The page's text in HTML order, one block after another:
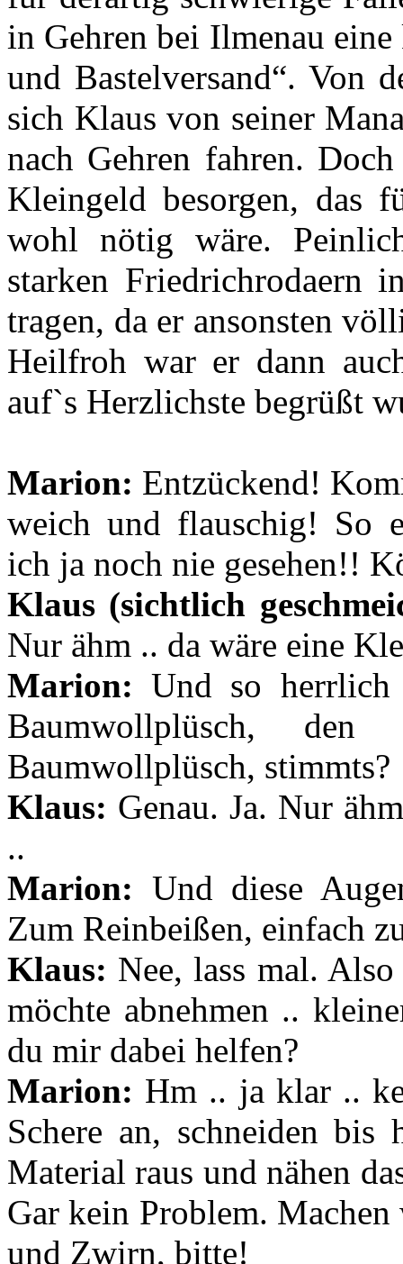
in Gehren bei Ilmenau
und Bastelversand“. Von
sich Klaus von seiner
nach Gehren fahren.
Kleingeld besorgen, das
wohl nötig wäre.
starken Friedrichrodaern
tragen, da er ansonsten
Heilfroh war er dann
auf`s Herzlichste begrüßt
Marion: Entzückend!
weich und flauschig! So
ich ja noch nie gesehen!!
Klaus (sichtlich
Nur ähm .. da wäre eine
Marion: Und so
Baumwollplüsch,
Baumwollplüsch, stimmts?
Klaus: Genau. Ja. Nur
..
Marion: Und diese
Zum Reinbeißen, einfach
Klaus: Nee, lass mal.
möchte abnehmen ..
du mir dabei helfen?
Marion: Hm .. ja klar ..
Schere an, schneiden
Material raus und nähen
Gar kein Problem.
und Zwirn, bitte!